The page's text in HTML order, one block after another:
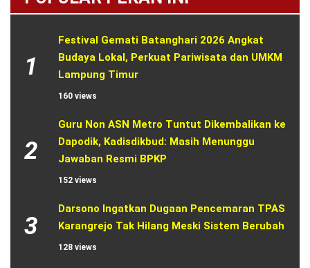
1
Festival Gemati Batanghari 2026 Angkat
Budaya Lokal, Perkuat Pariwisata dan UMKM
Lampung Timur
160 views
2
Guru Non ASN Metro Tuntut Dikembalikan ke
Dapodik, Kadisdikbud: Masih Menunggu
Jawaban Resmi BPKP
152 views
3
Darsono Ingatkan Dugaan Pencemaran TPAS
Karangrejo Tak Hilang Meski Sistem Berubah
128 views